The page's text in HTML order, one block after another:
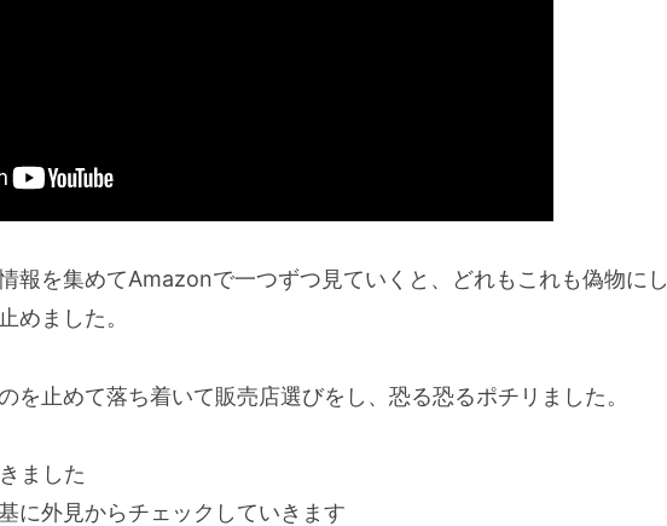
報を集めてAmazonで一つずつ見ていくと、どれもこれも偽物にし
めました。
を止めて落ち着いて販売店選びをし、恐る恐るポチリました。
ました
に外見からチェックしていきます